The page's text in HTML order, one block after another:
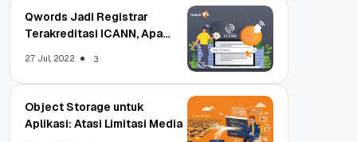
Qwords Jadi Registrar
Terakreditasi ICANN, Apa
27 Jul, 2022 3
Object Storage untuk
Aplikasi: Atasi Limitasi Media